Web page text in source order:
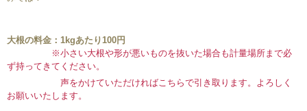
大根の料金：1kgあたり100円
※小さい大根や形が悪いものを抜いた場合も計量場所まで必
ず持ってきてください。
声をかけていただければこちらで引き取ります。よろしく
お願いいたします。